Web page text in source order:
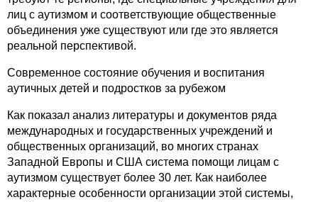
лиц с аутизмом и соответствующие общественные
объединения уже существуют или где это является
реальной перспективой.
Современное состояние обучения и воспитания
аутичных детей и подростков за рубежом
Как показал анализ литературы и документов ряда
международных и государственных учреждений и
общественных организаций, во многих странах
Западной Европы и США система помощи лицам с
аутизмом существует более 30 лет. Как наиболее
характерные особенности организации этой системы,